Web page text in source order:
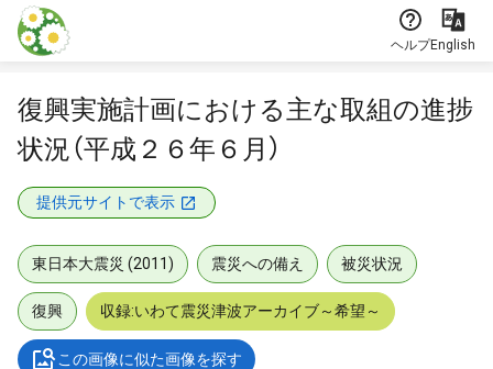
本文に飛ぶ
ヘルプEnglish
復興実施計画における主な取組の進捗
状況（平成２６年６月）
提供元サイトで表示
東日本大震災 (2011) 震災への備え 被災状況
復興 収録:いわて震災津波アーカイブ～希望～
この画像に似た画像を探す